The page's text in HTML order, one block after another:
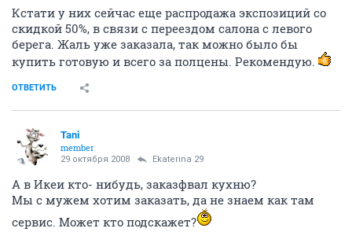
Кстати у них сейчас еще распродажа экспозиций со
скидкой 50%, в связи с переездом салона с левого
берега. Жаль уже заказала, так можно было бы
купить готовую и всего за полцены. Рекомендую.
ОТВЕТИТЬ
Tani
member
29 октября 2008 Ekaterina 29
А в Икеи кто- нибудь, заказфвал кухню?
Мы с мужем хотим заказать, да не знаем как там
сервис. Может кто подскажет?